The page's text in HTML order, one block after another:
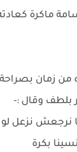
ماكرة
من زمان
بلطف وقال :-
نرجعش نزعل
بكرة